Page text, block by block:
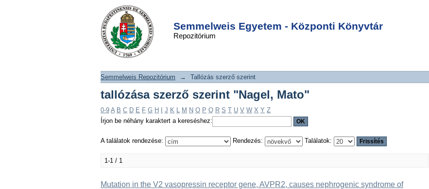
Semmelweis Egyetem - Központi Könyvtár
Repozitórium
tallózása szerző szerint "Nagel, Mato"
DSpace/Manakin Repository
Semmelweis Repozitórium → Tallózás szerző szerint
tallózása szerző szerint "Nagel, Mato"
0-9 A B C D E F G H J K L M N O P Q R S T U V W X Y Z
Írjon be néhány karaktert a kereséshez:
A találatok rendezése: Rendezés: Találatok:
1-1 / 1
Mutation in the V2 vasopressin receptor gene, AVPR2, causes nephrogenic syndrome of